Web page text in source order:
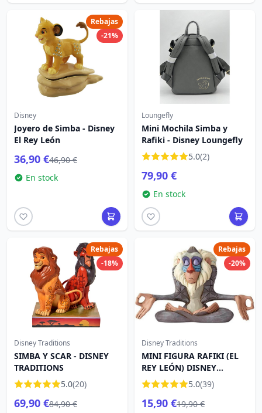
Rebajas
-21%
Disney
Joyero de Simba - Disney
El Rey León
36,90 €46,90 €
En stock
Loungefly
Mini Mochila Simba y
Rafiki - Disney Loungefly
5.0(2)
79,90 €
En stock
Rebajas
-18%
Disney Traditions
SIMBA Y SCAR - DISNEY
TRADITIONS
5.0(20)
69,90 €84,90 €
Rebajas
-20%
Disney Traditions
MINI FIGURA RAFIKI (EL
REY LEÓN) DISNEY
TRADITIONS5.0(39)
15,90 €19,90 €